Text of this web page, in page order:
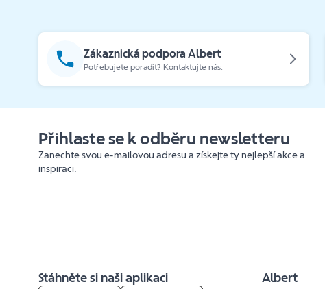
Zákaznická podpora Albert
Potřebujete poradit? Kontaktujte nás.
Přihlaste se k odběru newsletteru
Zanechte svou e-mailovou adresu a získejte ty nejlepší akce a
inspiraci.
Stáhněte si naši aplikaci Albert